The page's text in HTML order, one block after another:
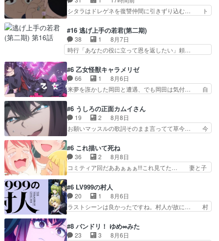
像以上に存在が爆弾す… 新幹部登場シリーズ恒例
の中盤幹部は番狂わ…
えるツガイツガイよりも腹黒い人… 夜桜は「顔で
損してる」って言うけど、声で… おかしいな石田
ましてはアサちゃん目的で… "顔で損してる"企み
顔て何…wアスマさん… 顔で損してるアスマさん
ついでに声でも損し…
シタラはドレゲネを復讐仲間に引きずり込む… ト
イに功績を挙げさせて政権と軍のバラン… 覇道の
トルイと王道のオゴタイって感じかな… 賢い人物
の行動は想定した目的達成のための… シタラとボ
ラクチンの考えが初めてシンクロ… ドレゲネのテ
ンゴル政治」国家の表舞台に… 前回のシタラと対
比したおおらかな笑顔が印… 戦争よりも経済の領
域をその視野に入れてい…
#16 逃げ上手の若君(第二期)
38 1
8月7日
時行「あなたの役に立って恩を返したい」頼…
のアニメの演出、同じCloverWor… 貞宗の思考を
読み切れなかったのは、経験の… 信濃仮面いった
い誰なんだ！役に立ちたいで… 人形だったり将棋
だったり、諏訪神党の三大… ・これ罠じゃない
意味。特に諏訪の地は山… 薄々思ってたけど実写
パートに対する熱意が… 亜也子ちゃん面白い親父
さんが無事で良かっ…
#6 乙女怪獣キャラメリゼ
66 1
8月6日
来夢を誑かした岡田と遭遇、でも岡田は気付… 自
なからのメイク道具が、らいりーさんを… らいり
ーの影響で理想に向けて努力する黒絵… コングと
ゴ〇ラの怪獣大決戦!?w黒絵の友… らいりーが己
のルッキズムと相対する話とし… らいりーさんが
の小河内ダムに来た黒絵た… ライリーが好きだっ
たクズ男ハルゴンが懲ら… メイクでちょっと勇気
出てる黒絵ちゃん可愛…
#6 うしろの正面カムイさん
19 2
8月8日
お願いマッスルの歌詞そのまま言ってて草今… 今
大量に成仏させた ジェットババアの亜… 1日で
6人は流石絶倫カムイ婆もしっかり抱… 今回は交
通悪霊の除霊ツアー。Aパはいつも… 前半の霊カ
モみたいになってるよねwジェッ… 今回はいつも
んを怪異と見間違え叫んでお… 交通系悪霊除霊ツ
アー編！どっちが悪かよく… よく見ないと気付け
ない2つのエピソードに…
#6 これ描いて死ね
36 2
8月8日
コミティア回だああぁぁぁ!!!これ見てた… 妻と子
らえた最初の一冊お客にプロポーズ… 遅れて5
話，コミティア前哨戦ですが，ここ… 「同情は創
作の敵」いい言葉だ。でも応援す… 東京で開かれ
る即売会に行って自分たちの本… 一冊売る事の苦
けはったねー編集さん。同… 自分の妄想を買って
くれる人がいるというも… 初めて自分の漫画が売
#6 LV999の村人
20 1
8月6日
ラストシーンは良かったですね。村人が故に… 村
スと10年後に結婚の約束をした鏡ずっ… カジノ
スタッフ募集するも集まらない更に追… 王命でク
#8 バンドリ！ ゆめ∞みた
23 3
8月6日